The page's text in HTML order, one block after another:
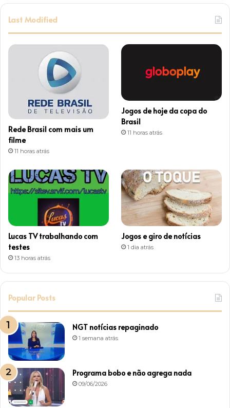
t
r
a
Last Modified
Rede Brasil com mais um
filme
11 horas atrás
Jogos de hoje da copa do
Brasil
11 horas atrás
Lucas TV trabalhando com
testes
13 horas atrás
Jogos e giro de notícias
1 dia atrás
Popular Posts
NGT notícias repaginado
1 semana atrás
Programa bobo e não agrega nada
09/06/2026